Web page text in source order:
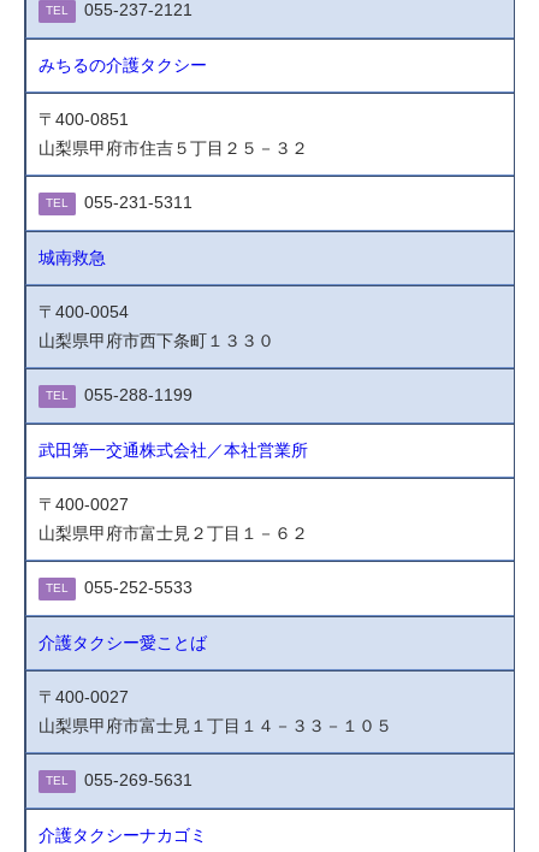
TEL 055-237-2121
みちるの介護タクシー
〒400-0851
山梨県甲府市住吉５丁目２５－３２
TEL 055-231-5311
城南救急
〒400-0054
山梨県甲府市西下条町１３３０
TEL 055-288-1199
武田第一交通株式会社／本社営業所
〒400-0027
山梨県甲府市富士見２丁目１－６２
TEL 055-252-5533
介護タクシー愛ことば
〒400-0027
山梨県甲府市富士見１丁目１４－３３－１０５
TEL 055-269-5631
介護タクシーナカゴミ